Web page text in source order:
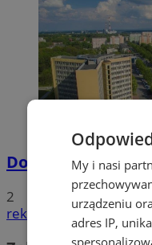
Dowody osobiste
2
reklama
My i nasi
urządzeniu
adres IP,